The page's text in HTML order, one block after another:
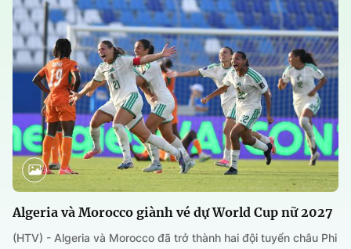
Algeria và Morocco giành vé dự World Cup nữ 2027
(HTV) - Algeria và Morocco đã trở thành hai đội tuyển châu Phi